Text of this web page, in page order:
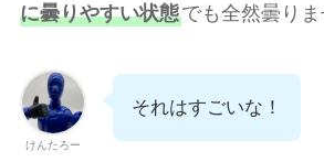
に曇りやすい状態でも全然曇りま
けんたろー
それはすごいな！